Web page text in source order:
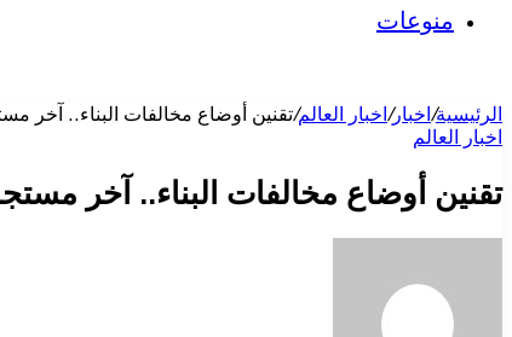
منوعات
الرئيسية/ اخبار/ اخبار العالم/تقنين أوضاع مخالفات البناء.. آخر
اخبار العالم
تقنين أوضاع مخالفات البناء.. آخر